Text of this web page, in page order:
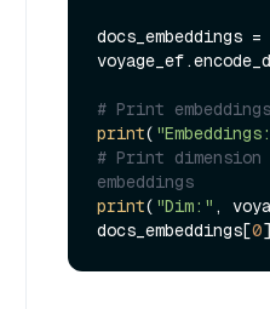
docs_embeddings =
# Print embeddings
print(
# Print dimension
embeddings
print( "Dim:" ,
docs_embeddings[0